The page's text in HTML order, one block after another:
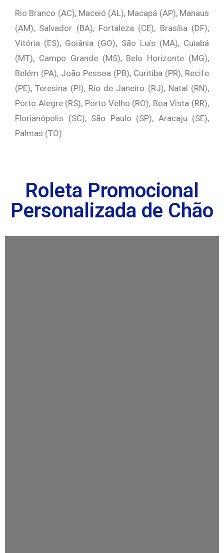
Rio Branco (AC), Maceió (AL), Macapá (AP), Manaus
(AM), Salvador (BA), Fortaleza (CE), Brasília (DF),
Vitória (ES), Goiânia (GO), São Luís (MA), Cuiabá
(MT), Campo Grande (MS), Belo Horizonte (MG),
Belém (PA), João Pessoa (PB), Curitiba (PR), Recife
(PE), Teresina (PI), Rio de Janeiro (RJ), Natal (RN),
Porto Alegre (RS), Porto Velho (RO), Boa Vista (RR),
Florianópolis (SC), São Paulo (SP), Aracaju (SE),
Palmas (TO)
Roleta Promocional
Personalizada de Chão